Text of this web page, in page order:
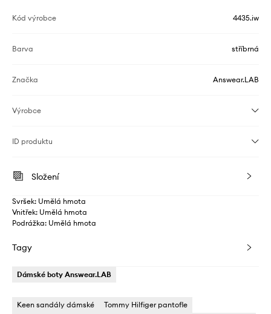
Kód výrobce 4435.iw
Barva stříbrná
Značka Answear.LAB
Výrobce
ID produktu
Složení
Svršek: Umělá hmota
Vnitřek: Umělá hmota
Podrážka: Umělá hmota
Tagy
Dámské boty Answear.LAB
Keen sandály dámské Tommy Hilfiger pantofle